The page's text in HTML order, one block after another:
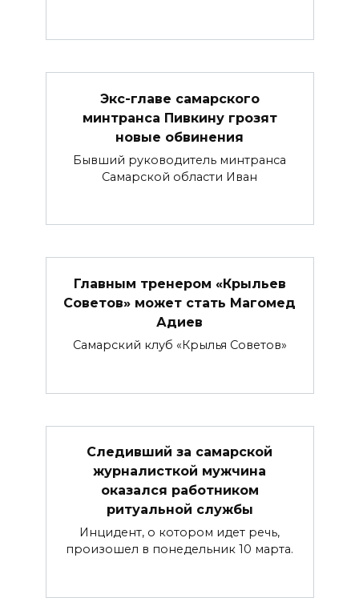
Экс-главе самарского
минтранса Пивкину грозят
новые обвинения
Бывший руководитель минтранса
Самарской области Иван
Главным тренером «Крыльев
Советов» может стать Магомед
Адиев
Самарский клуб «Крылья Советов»
Следивший за самарской
журналисткой мужчина
оказался работником
ритуальной службы
Инцидент, о котором идет речь,
произошел в понедельник 10 марта.